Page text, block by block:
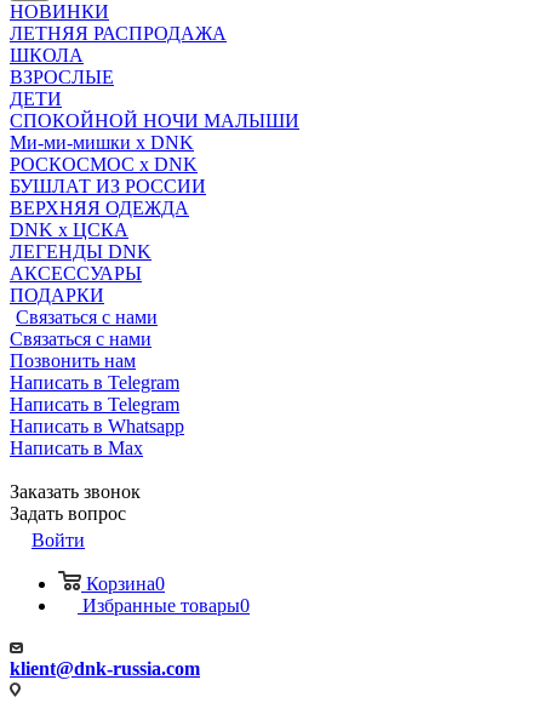
НОВИНКИ
ЛЕТНЯЯ РАСПРОДАЖА
ШКОЛА
ВЗРОСЛЫЕ
ДЕТИ
СПОКОЙНОЙ НОЧИ МАЛЫШИ
Ми-ми-мишки x DNK
РОСКОСМОС x DNK
БУШЛАТ ИЗ РОССИИ
ВЕРХНЯЯ ОДЕЖДА
DNK x ЦСКА
ЛЕГЕНДЫ DNK
АКСЕССУАРЫ
ПОДАРКИ
Связаться с нами
Связаться с нами
Позвонить нам
Написать в Telegram
Написать в Telegram
Написать в Whatsapp
Написать в Max
Заказать звонок
Задать вопрос
Войти
Корзина0
Избранные товары0
klient@dnk-russia.com